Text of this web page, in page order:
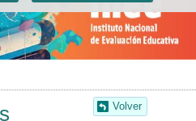
Volver